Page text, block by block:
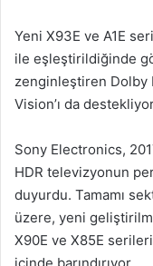
Yeni X93E ve A1E
ile eşleştirildiğinde
zenginleştiren Dolby
Vision’ı da
Sony Electronics,
HDR televizyonun
duyurdu. Tamamı
üzere, yeni
X90E ve X85E